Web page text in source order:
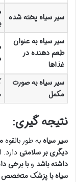
سیر سیاه پخته شده
سیر سیاه به عنوان
طعم دهنده در
غذاها
سیر سیاه به صورت
مکمل
نتیجه گیری:
سیر سیاهبه طور بالقوه
دیگری بر سلامتیدارد.
داشته باشد وبا برخی
سیاهبا پزشک متخصص